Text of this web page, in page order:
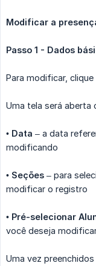
Modificar a
Passo 1 - Dados
Para modificar, clique
Uma tela será aberta
• Data – a data
modificando
• Seções – para
modificar o registro
• Pré-selecionar
você deseja
Uma vez